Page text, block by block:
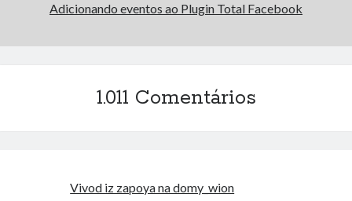
Adicionando eventos ao Plugin Total Facebook
1.011 Comentários
Vivod iz zapoya na domy_wion